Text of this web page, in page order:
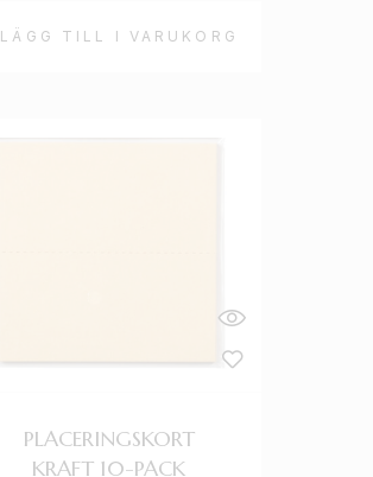
LÄGG TILL I VARUKORG
PLACERINGSKORT
KRAFT 10-PACK